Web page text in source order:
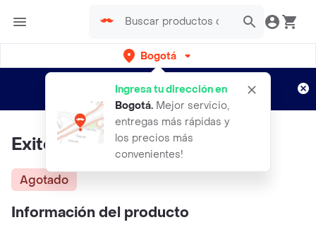
Bogotá
Ingresa tu dirección en
Bogotá. Mejor servicio,
entregas más rápidas y
los precios más
convenientes!
envíos gratis por semanas
Aplican TyC
Exito Pasaboca Mixto
Agotado
Información del producto